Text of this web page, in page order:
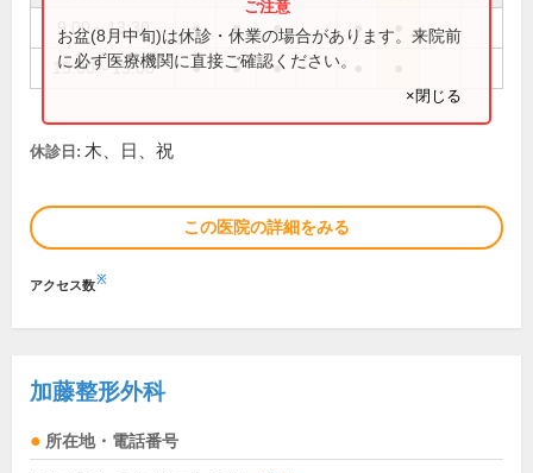
9:00～13:30 ● ● ● ●
15:00～19:00 ● ● ●
お盆(8月中旬)は休診・休業の場合があります。来院前
に必ず医療機関に直接ご確認ください。
×閉じる
休診日: 木、日、祝
この医院の詳細をみる
アクセス数※
加藤整形外科
所在地・電話番号